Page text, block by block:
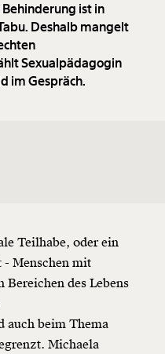
ist in
Deshalb mangelt
Sexualpädagogin
im Gespräch.
Teilhabe, oder ein
- Menschen mit
des Lebens
auch beim Thema
Michaela